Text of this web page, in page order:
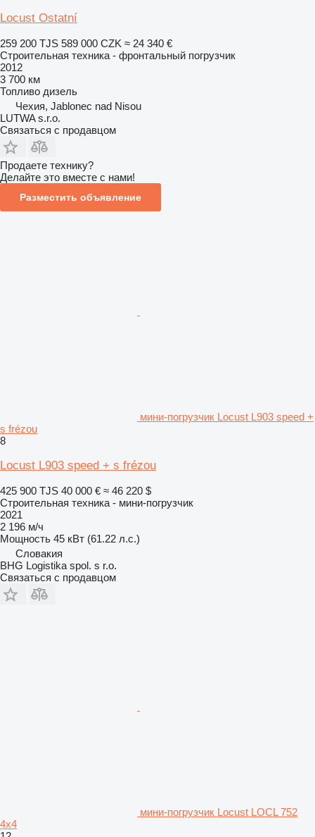
Locust Ostatní
259 200 TJS 589 000 CZK ≈ 24 340 €
Строительная техника - фронтальный погрузчик
2012
3 700 км
Топливо дизель
Чехия, Jablonec nad Nisou
LUTWA s.r.o.
Связаться с продавцом
Продаете технику?
Делайте это вместе с нами!
Разместить объявление
мини-погрузчик Locust L903 speed +
s frézou
8
Locust L903 speed + s frézou
425 900 TJS 40 000 € ≈ 46 220 $
Строительная техника - мини-погрузчик
2021
2 196 м/ч
Мощность 45 кВт (61.22 л.с.)
Словакия
BHG Logistika spol. s r.o.
Связаться с продавцом
мини-погрузчик Locust LOCL 752
4x4